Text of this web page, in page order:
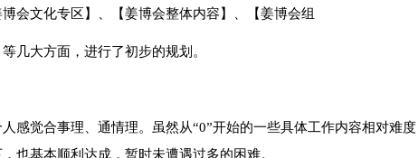
会文化专区】、【姜博会整体内容】、【姜博会组
几大方面，进行了初步的规划。
感觉合事理、通情理。虽然从“0”开始的一些具体工作内容相对难度
也基本顺利达成，暂时未遭遇过多的困难。